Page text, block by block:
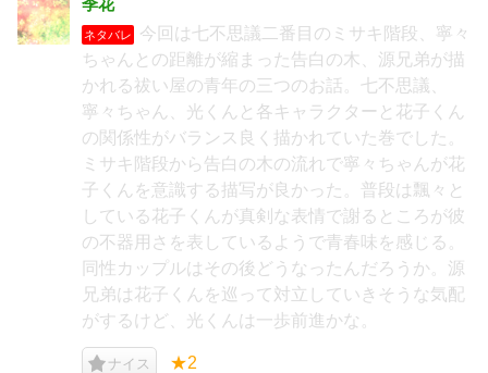
季花
ネタバレ
今回は七不思議二番目のミサキ階段、寧々
ちゃんとの距離が縮まった告白の木、源兄弟が描
かれる祓い屋の青年の三つのお話。七不思議、
寧々ちゃん、光くんと各キャラクターと花子くん
の関係性がバランス良く描かれていた巻でした。
ミサキ階段から告白の木の流れで寧々ちゃんが花
子くんを意識する描写が良かった。普段は飄々と
している花子くんが真剣な表情で謝るところが彼
の不器用さを表しているようで青春味を感じる。
同性カップルはその後どうなったんだろうか。源
兄弟は花子くんを巡って対立していきそうな気配
がするけど、光くんは一歩前進かな。
ナイス ★2